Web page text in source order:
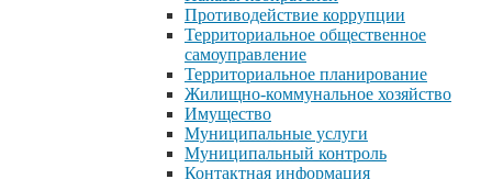
Противодействие коррупции
Территориальное общественное
самоуправление
Территориальное планирование
Жилищно-коммунальное хозяйство
Имущество
Муниципальные услуги
Муниципальный контроль
Контактная информация